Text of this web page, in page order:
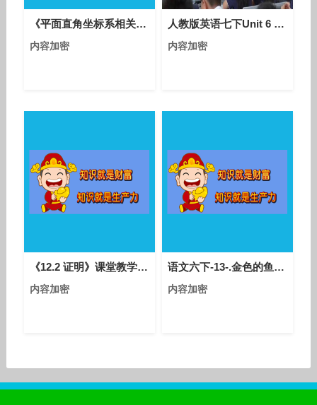
《平面直角坐标系相关概念》优质课评比视频-人教版初中数学七年级下册
内容加密
人教版英语七下Unit 6 Section A（1a-2c）课堂视频实录（熊楚雄）
内容加密
《12.2 证明》课堂教学视频-苏科版初中数学七年级下册
内容加密
语文六下-13-.金色的鱼钩(执教：操德胜)-优质课教学视频
内容加密